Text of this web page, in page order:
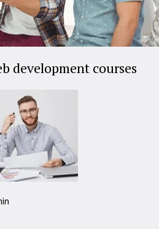
development courses